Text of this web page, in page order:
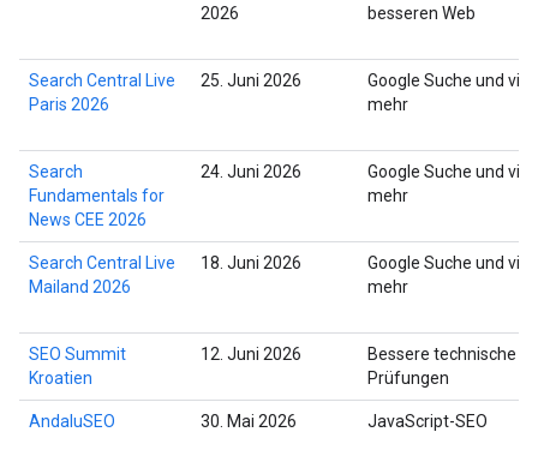
2026
besseren Web
Search Central Live
Paris 2026
25. Juni 2026
Google Suche und
mehr
Search
Fundamentals for
News CEE 2026
24. Juni 2026
Google Suche und
mehr
Search Central Live
Mailand 2026
18. Juni 2026
Google Suche und
mehr
SEO Summit
Kroatien
12. Juni 2026
Bessere technische
Prüfungen
AndaluSEO 30. Mai 2026 JavaScript-SEO